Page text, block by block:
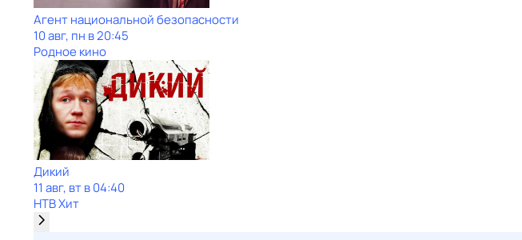
Агент национальной безопасности
10 авг, пн в 20:45
Родное кино
Дикий
11 авг, вт в 04:40
НТВ Хит